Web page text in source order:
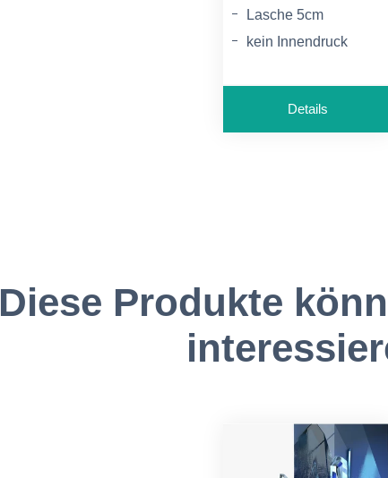
Lasche 5cm
kein Innendruck
Details
Diese Produkte